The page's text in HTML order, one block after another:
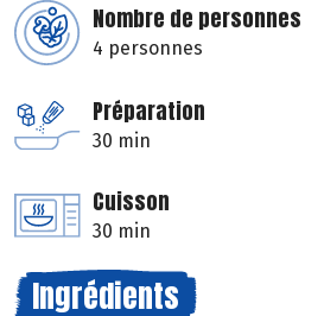
Nombre de personnes
4 personnes
Préparation
30 min
Cuisson
30 min
Ingrédients